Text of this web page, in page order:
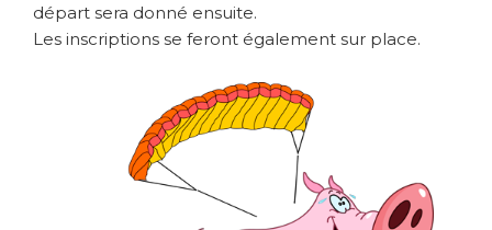
départ sera donné ensuite.
Les inscriptions se feront également sur place.